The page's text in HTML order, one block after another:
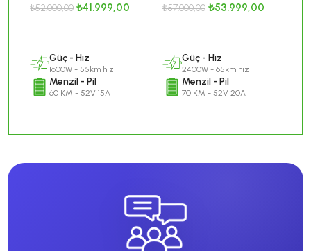
₺52.000,00 ₺41.999,00
Güç - Hız
1600W - 55km hız
Menzil - Pil
60 KM - 52V 15A
₺57.000,00 ₺53.999,00
Güç - Hız
2400W - 65km hız
Menzil - Pil
70 KM - 52V 20A